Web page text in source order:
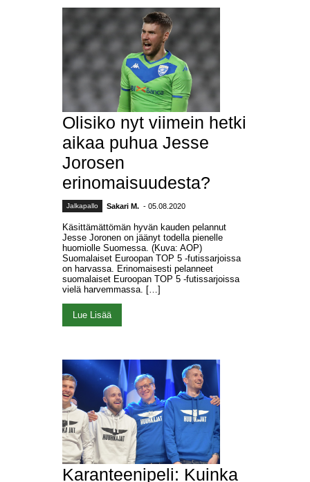
Olisiko nyt viimein hetki
aikaa puhua Jesse
Jorosen
erinomaisuudesta?
Jalkapallo Sakari M. - 05.08.2020
Käsittämättömän hyvän kauden pelannut
Jesse Joronen on jäänyt todella pienelle
huomiolle Suomessa. (Kuva: AOP)
Suomalaiset Euroopan TOP 5 -futissarjoissa
on harvassa. Erinomaisesti pelanneet
suomalaiset Euroopan TOP 5 -futissarjoissa
vielä harvemmassa. […]
Lue Lisää
Karanteenipeli: Kuinka